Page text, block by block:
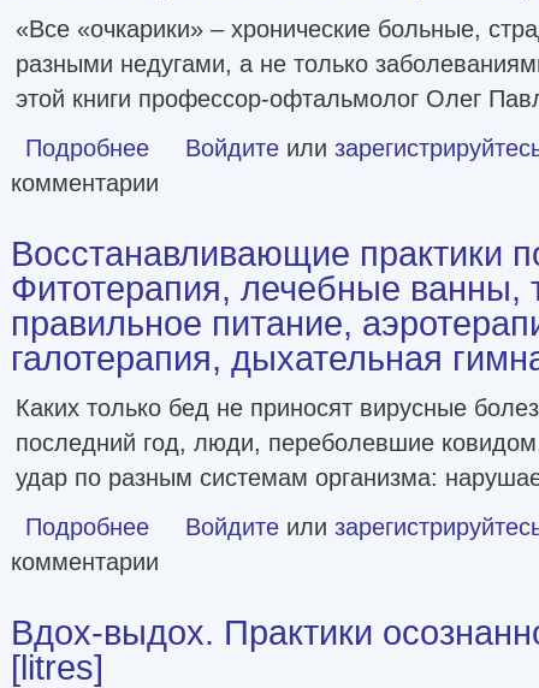
«Все «очкарики» – хронические больные,
разными недугами, а не только
этой книги профессор-офтальмолог Олег
Подробнее о Как очки убивают наше зрение [litres]
Войдите или
комментарии
Восстанавливающие практики
Фитотерапия, лечебные ванны,
правильное питание,
галотерапия, дыхательная
Каких только бед не приносят вирусные
последний год, люди, переболевшие
удар по разным системам организма:
Подробнее
о Восстанавливающие практики после ковида.
Войдите или
комментарии
Вдох-выдох. Практики
[litres]